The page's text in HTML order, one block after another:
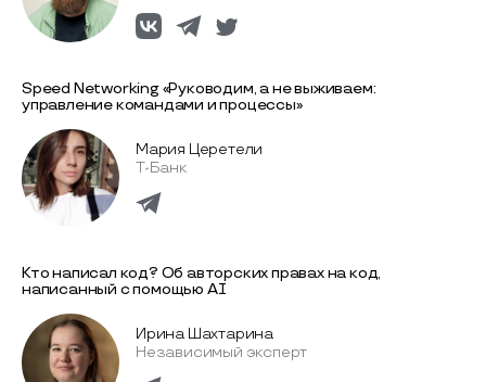
Speed Networking «Руководим, а не выживаем:
управление командами и процессы»
Мария Церетели
Т-Банк
Кто написал код? Об авторских правах на код,
написанный с помощью AI
Ирина Шахтарина
Независимый эксперт